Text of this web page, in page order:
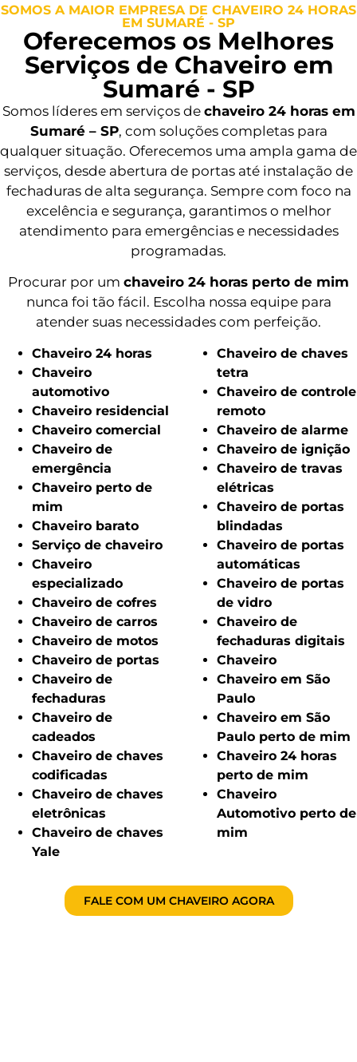
SOMOS A MAIOR EMPRESA DE CHAVEIRO 24 HORAS
EM SUMARÉ - SP
Oferecemos os Melhores
Serviços de Chaveiro em
Sumaré - SP
Somos líderes em serviços de chaveiro 24 horas em
Sumaré – SP, com soluções completas para
qualquer situação. Oferecemos uma ampla gama de
serviços, desde abertura de portas até instalação de
fechaduras de alta segurança. Sempre com foco na
excelência e segurança, garantimos o melhor
atendimento para emergências e necessidades
programadas.
Procurar por um chaveiro 24 horas perto de mim
nunca foi tão fácil. Escolha nossa equipe para
atender suas necessidades com perfeição.
Chaveiro 24 horas
Chaveiro
automotivo
Chaveiro residencial
Chaveiro comercial
Chaveiro de
emergência
Chaveiro perto de
mim
Chaveiro barato
Serviço de chaveiro
Chaveiro
especializado
Chaveiro de cofres
Chaveiro de carros
Chaveiro de motos
Chaveiro de portas
Chaveiro de
fechaduras
Chaveiro de
cadeados
Chaveiro de chaves
codificadas
Chaveiro de chaves
eletrônicas
Chaveiro de chaves
Yale
Chaveiro de chaves
tetra
Chaveiro de controle
remoto
Chaveiro de alarme
Chaveiro de ignição
Chaveiro de travas
elétricas
Chaveiro de portas
blindadas
Chaveiro de portas
automáticas
Chaveiro de portas
de vidro
Chaveiro de
fechaduras digitais
Chaveiro
Chaveiro em São
Paulo
Chaveiro em São
Paulo perto de mim
Chaveiro 24 horas
perto de mim
Chaveiro
Automotivo perto de
mim
FALE COM UM CHAVEIRO AGORA